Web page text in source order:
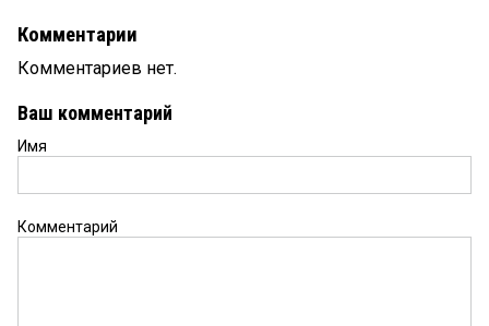
Комментарии
Комментариев нет.
Ваш комментарий
Имя
Комментарий